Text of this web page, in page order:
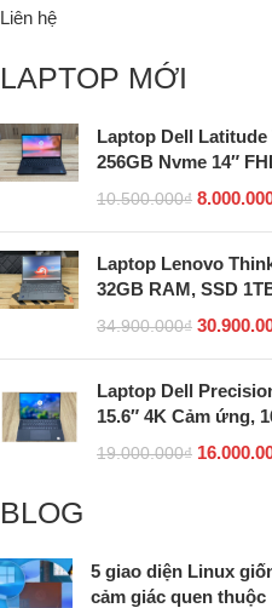
Liên hệ
LAPTOP MỚI
Laptop Dell Latitude
256GB Nvme 14″
10.500.000₫
Laptop Lenovo
32GB RAM, SSD
34.900.000₫
Laptop Dell
15.6″ 4K Cảm ứng,
19.000.000₫
BLOG
5 giao diện Linux
cảm giác quen thuộc